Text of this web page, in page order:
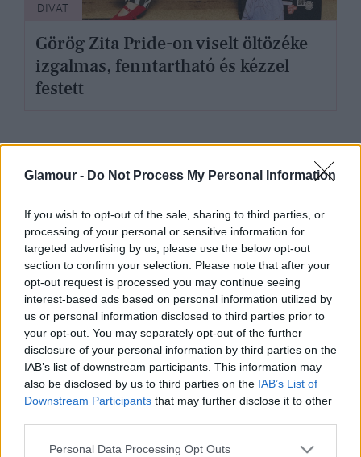
Glamour - Do Not Process My Personal Information
If you wish to opt-out of the sale, sharing to third parties, or
processing of your personal or sensitive information for
targeted advertising by us, please use the below opt-out
section to confirm your selection. Please note that after your
opt-out request is processed you may continue seeing
interest-based ads based on personal information utilized by
us or personal information disclosed to third parties prior to
your opt-out. You may separately opt-out of the further
disclosure of your personal information by third parties on the
IAB’s list of downstream participants. This information may
also be disclosed by us to third parties on the IAB’s List of
Downstream Participants that may further disclose it to other
Please note that this website/app uses one or more Google
Personal Data Processing Opt Outs
DIVAT
Görög Zita Pride-on viselt öltözéke
izgalmas, fenntartható és kézzel
festett
DIVAT
A Printa RAW WAVES kollekciója új
szintre emeli az urbánus öltözködést